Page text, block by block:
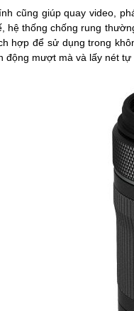
cũng giúp quay video,
hệ thống chống rung
hợp để sử dụng trong
động mượt mà và lấy nét